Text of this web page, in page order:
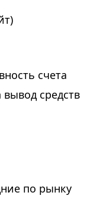
счета
средств
по рынку